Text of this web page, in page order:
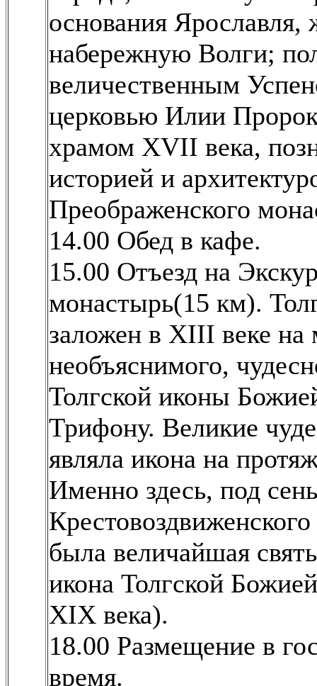
основания
набережную Волги;
величественным
церковью Илии
храмом XVII века,
историей и
Преображенского
14.00 Обед в кафе.
15.00 Отъезд на
монастырь(15 км).
заложен в XIII веке на
необъяснимого,
Толгской иконы
Трифону. Великие
являла икона на
Именно здесь, под
была величайшая
икона Толгской
XIX века).
18.00 Размещение в
время.